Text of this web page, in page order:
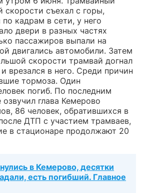
скорости съехал с горы,
по кадрам в сети, у него
двери в разных частях
пассажиров выпали на
двигались автомобили. Затем
скорости трамвай догнал
врезался в него. Среди причин
тормоза. Один
погиб. По последним
глава Кемерово
86 человек, обратившихся в
ДТП с участием трамваев,
в стационаре продолжают 20
в Кемерово, десятки
есть погибший. Главное